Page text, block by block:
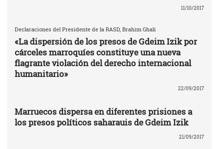
11/10/2017
Declaraciones del Presidente de la RASD, Brahim Ghali
«La dispersión de los presos de Gdeim Izik por
cárceles marroquíes constituye una nueva
flagrante violación del derecho internacional
humanitario»
22/09/2017
Marruecos dispersa en diferentes prisiones a
los presos políticos saharauis de Gdeim Izik
21/09/2017